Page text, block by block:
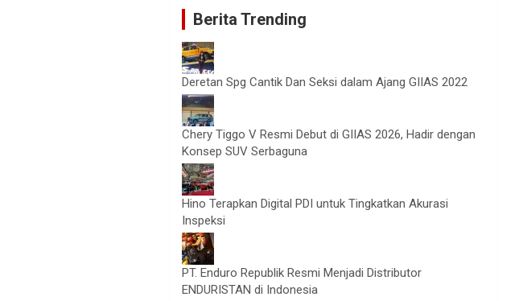
Berita Trending
Deretan Spg Cantik Dan Seksi dalam Ajang GIIAS 2022
Chery Tiggo V Resmi Debut di GIIAS 2026, Hadir dengan
Konsep SUV Serbaguna
Hino Terapkan Digital PDI untuk Tingkatkan Akurasi
Inspeksi
PT. Enduro Republik Resmi Menjadi Distributor
ENDURISTAN di Indonesia